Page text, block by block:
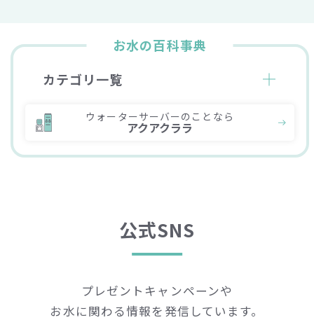
お水の百科事典
カテゴリ一覧
ウォーターサーバーのことなら
アクアクララ
公式SNS
プレゼントキャンペーンや
お水に関わる情報を発信しています。